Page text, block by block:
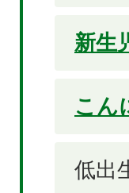
新生
こん
低出